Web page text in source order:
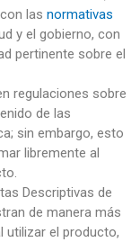
las normativas
y el gobierno, con
pertinente sobre el
regulaciones sobre
de las
sin embargo, esto
libremente al
Descriptivas de
de manera más
utilizar el producto,